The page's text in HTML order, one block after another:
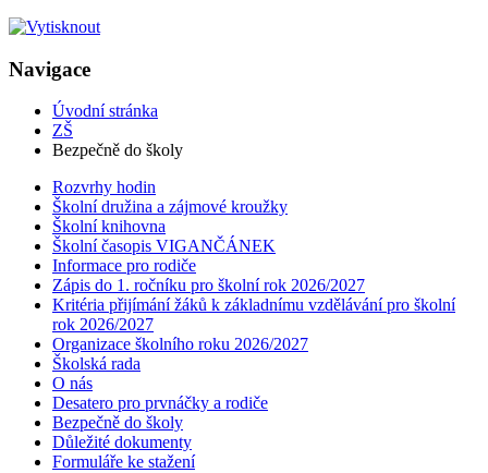
Navigace
Úvodní stránka
ZŠ
Bezpečně do školy
Rozvrhy hodin
Školní družina a zájmové kroužky
Školní knihovna
Školní časopis VIGANČÁNEK
Informace pro rodiče
Zápis do 1. ročníku pro školní rok 2026/2027
Kritéria přijímání žáků k základnímu vzdělávání pro školní
rok 2026/2027
Organizace školního roku 2026/2027
Školská rada
O nás
Desatero pro prvnáčky a rodiče
Bezpečně do školy
Důležité dokumenty
Formuláře ke stažení